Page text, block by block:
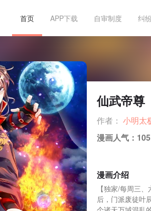
首页 APP下载 自审制度 纠
仙武帝尊
作者： 小明太
漫画人气：
漫画介绍
【独家/每周三
后，门派废徒叶